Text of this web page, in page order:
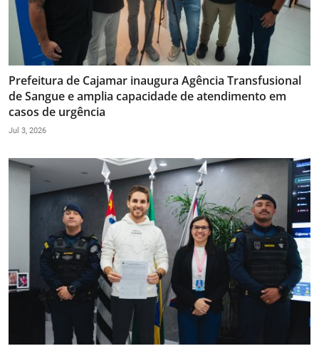
Prefeitura de Cajamar inaugura Agência Transfusional
de Sangue e amplia capacidade de atendimento em
casos de urgência
Jul 3, 2026